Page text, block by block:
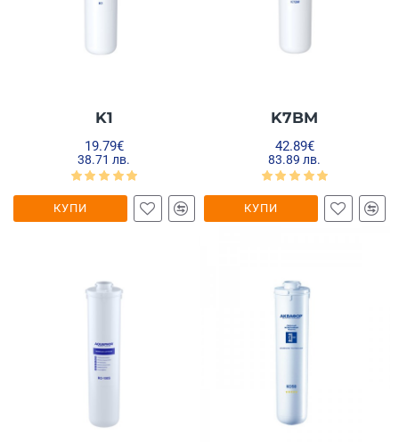
K1
19.79€
38.71 лв.
КУПИ
K7BM
42.89€
83.89 лв.
КУПИ